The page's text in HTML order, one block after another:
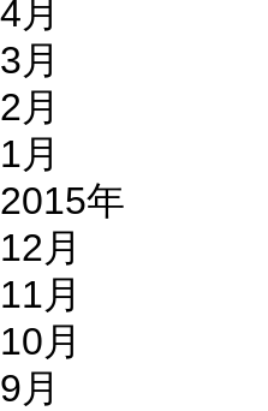
4月
3月
2月
1月
2015年
12月
11月
10月
9月